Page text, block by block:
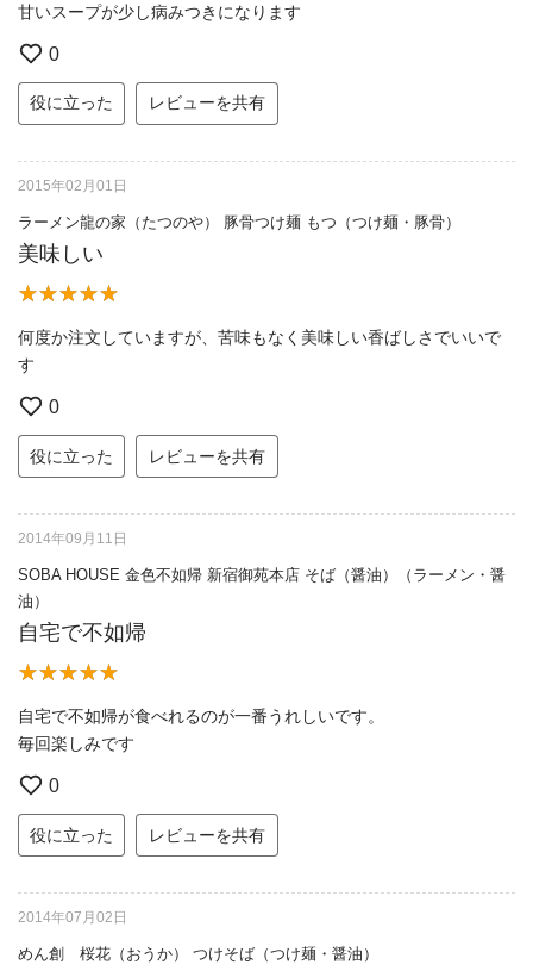
甘いスープが少し病みつきになります
0
役に立った レビューを共有
2015年02月01日
ラーメン龍の家（たつのや） 豚骨つけ麺 もつ（つけ麺・豚骨）
美味しい
何度か注文していますが、苦味もなく美味しい香ばしさでいいで
す
0
役に立った レビューを共有
2014年09月11日
SOBA HOUSE 金色不如帰 新宿御苑本店 そば（醤油）（ラーメン・醤
油）
自宅で不如帰
自宅で不如帰が食べれるのが一番うれしいです。
毎回楽しみです
0
役に立った レビューを共有
2014年07月02日
めん創 桜花（おうか） つけそば（つけ麺・醤油）